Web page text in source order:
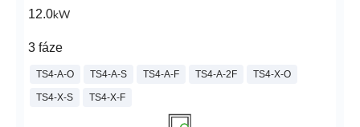
12.0kW
3 fáze
TS4-A-O TS4-A-S TS4-A-F TS4-A-2F TS4-X-O
TS4-X-S TS4-X-F